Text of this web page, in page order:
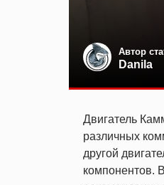
Автор
Danila
Двигатель
различных
другой
компонентов.